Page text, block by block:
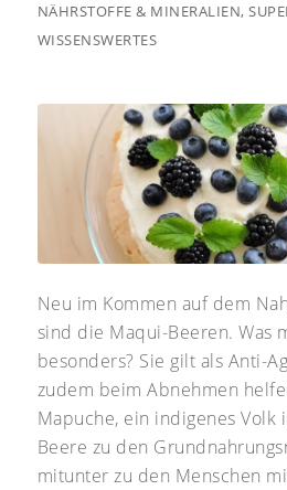
NÄHRSTOFFE & MINERALIEN,
WISSENSWERTES
Neu im Kommen auf dem
sind die Maqui-Beeren. Was
besonders? Sie gilt als Anti-
zudem beim Abnehmen
Mapuche, ein indigenes Volk
Beere zu den
mitunter zu den Menschen